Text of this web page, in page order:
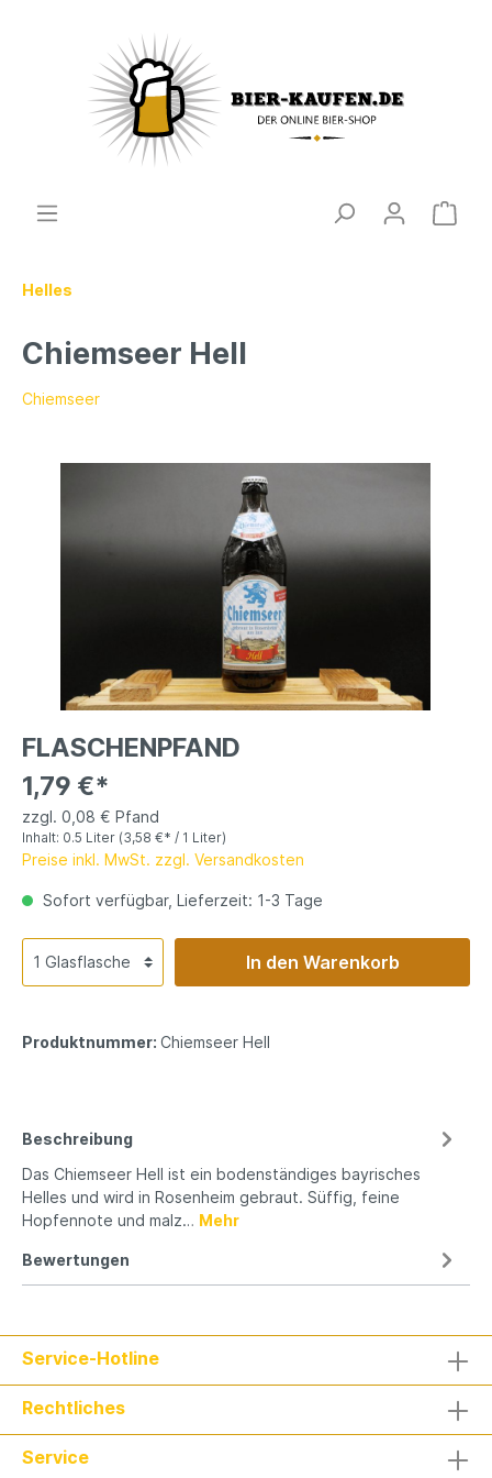
Helles
Chiemseer Hell
Chiemseer
FLASCHENPFAND
1,79 €*
zzgl. 0,08 € Pfand
Inhalt: 0.5 Liter (3,58 €* / 1 Liter)
Preise inkl. MwSt. zzgl. Versandkosten
Sofort verfügbar, Lieferzeit: 1-3 Tage
In den Warenkorb
Produktnummer: Chiemseer Hell
Beschreibung
Das Chiemseer Hell ist ein bodenständiges bayrisches
Helles und wird in Rosenheim gebraut. Süffig, feine
Hopfennote und malz… Mehr
Bewertungen
Service-Hotline
Rechtliches
Service